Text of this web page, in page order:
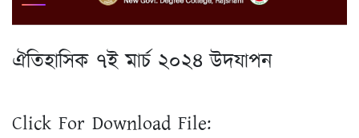
ঐতিহাসিক ৭ই মার্চ ২০২৪ উদযাপন
Click For Download File: